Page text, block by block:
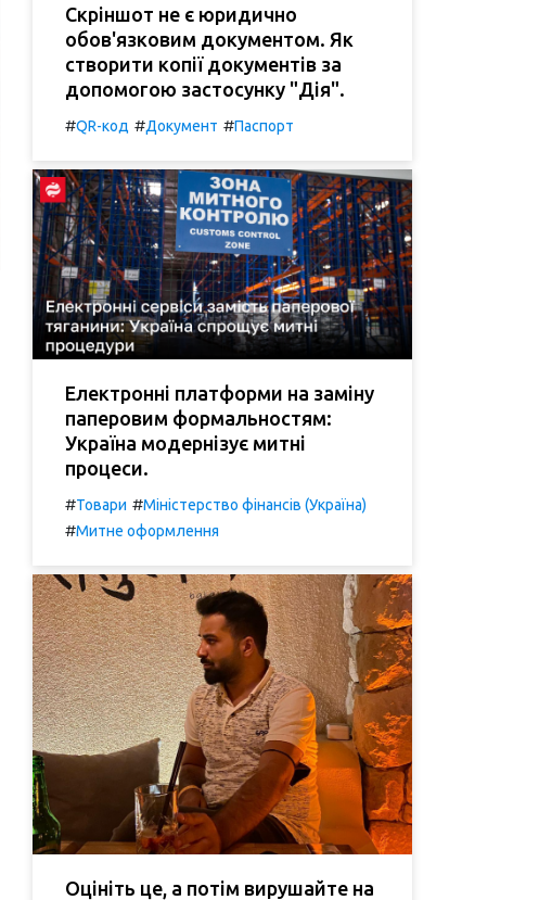
Скріншот не є юридично
обов'язковим документом. Як
створити копії документів за
допомогою застосунку "Дія".
#QR-код #Документ #Паспорт
Електронні платформи на заміну
паперовим формальностям:
Україна модернізує митні
процеси.
#Товари #Міністерство фінансів (Україна)
#Митне оформлення
Оцініть це, а потім вирушайте на